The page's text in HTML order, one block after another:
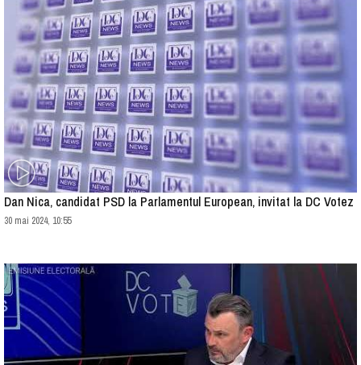
Dan Nica, candidat PSD la Parlamentul European, invitat la DC Votez
30 mai 2024, 10:55